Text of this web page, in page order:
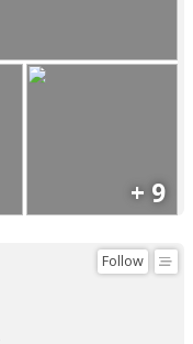
+ 9
Follow